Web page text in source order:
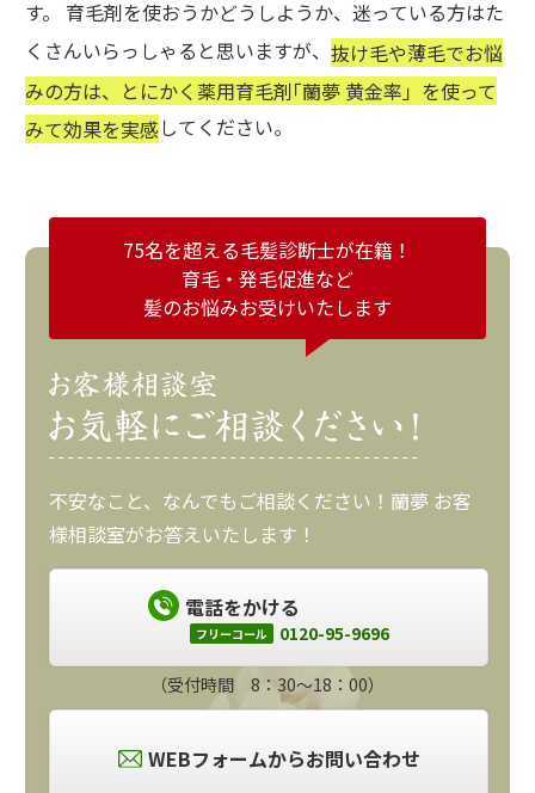
す。 育毛剤を使おうかどうしようか、迷っている方はた
くさんいらっしゃると思いますが、 抜け毛や薄毛でお悩
みの方は、とにかく薬用育毛剤｢蘭夢 黄金率」を使って
みて効果を実感してください。
75名を超える毛髪診断士が在籍！
育毛・発毛促進など
髪のお悩みお受けいたします
不安なこと、なんでもご相談ください！蘭夢 お客
様相談室がお答えいたします！
電話をかける
フリーコール 0120-95-9696
（受付時間 8：30～18：00）
WEBフォームからお問い合わせ